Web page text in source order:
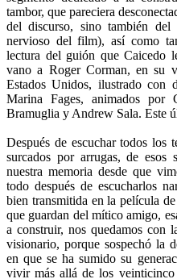
tambor, que pareciera
del discurso, sino también del
nervioso del film), así como
lectura del guión que Caicedo
vano a Roger Corman, en su
Estados Unidos, ilustrado con
Marina Fages, animados por
Bramuglia y Andrew Sala. Este
Después de escuchar todos los
surcados por arrugas, de esos
nuestra memoria desde que
todo después de escucharlos
bien transmitida en la película
que guardan del mítico amigo,
a construir, nos quedamos con
visionario, porque sospechó la
en que se ha sumido su
vivir más allá de los